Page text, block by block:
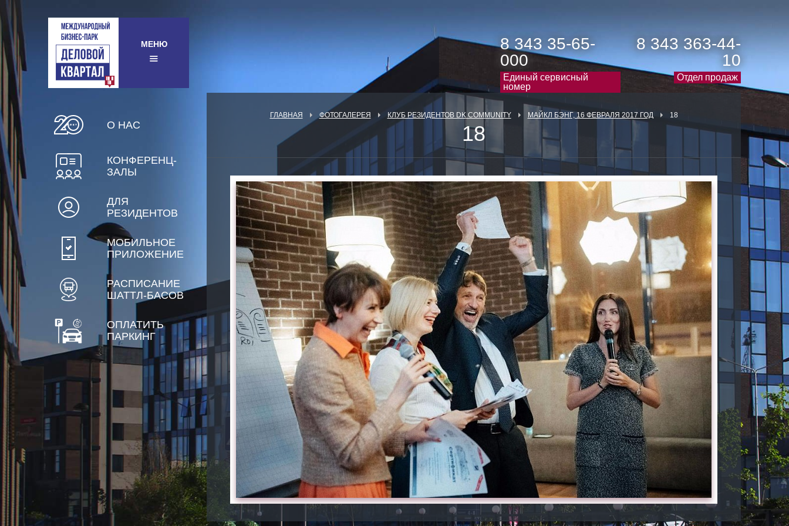
МЕНЮ
8 343 35-65-
000
Единый сервисный
номер
8 343 363-44-
10
Отдел продаж
О НАС
КОНФЕРЕНЦ-
ЗАЛЫ
ДЛЯ
РЕЗИДЕНТОВ
МОБИЛЬНОЕ
ПРИЛОЖЕНИЕ
РАСПИСАНИЕ
ШАТТЛ-БАСОВ
ОПЛАТИТЬ
ПАРКИНГ
ГЛАВНАЯ ФОТОГАЛЕРЕЯ КЛУБ РЕЗИДЕНТОВ DK COMMUNITY МАЙКЛ БЭНГ, 16 ФЕВРАЛЯ 2017 ГОД 18
18